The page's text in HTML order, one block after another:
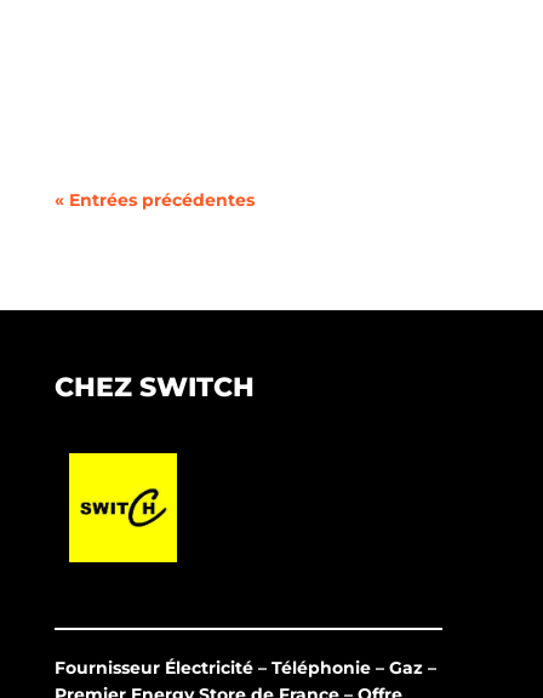
« Entrées précédentes
CHEZ SWITCH
Fournisseur Électricité – Téléphonie – Gaz –